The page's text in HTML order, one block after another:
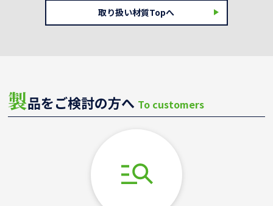
取り扱い材質Topへ
製品をご検討の方へ To customers